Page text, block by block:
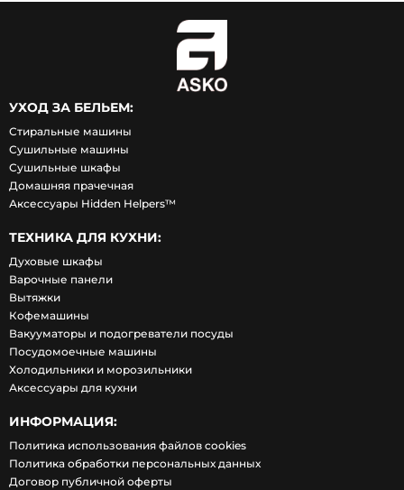
УХОД ЗА БЕЛЬЕМ:
Стиральные машины
Сушильные машины
Сушильные шкафы
Домашняя прачечная
Аксессуары Hidden Helpers™
ТЕХНИКА ДЛЯ КУХНИ:
Духовые шкафы
Варочные панели
Вытяжки
Кофемашины
Вакууматоры и подогреватели посуды
Посудомоечные машины
Холодильники и морозильники
Аксессуары для кухни
ИНФОРМАЦИЯ:
Политика использования файлов cookies
Политика обработки персональных данных
Договор публичной оферты